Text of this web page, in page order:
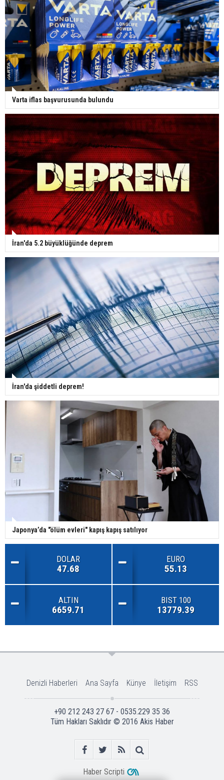
Varta iflas başvurusunda bulundu
İran'da 5.2 büyüklüğünde deprem
İran'da şiddetli deprem!
Japonya’da "ölüm evleri" kapış kapış satılıyor
DOLAR
47.68
EURO
55.13
ALTIN
6659.71
BIST 100
13779.39
Denizli Haberleri Ana Sayfa Künye İletişim RSS
+90 212 243 27 67 - 0535.229 35 36
Tüm Hakları Saklıdır © 2016 Akis Haber
Haber Scripti